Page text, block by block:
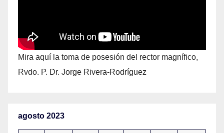
Mira aquí la toma de posesión del rector magnífico,
Rvdo. P. Dr. Jorge Rivera-Rodríguez
agosto 2023